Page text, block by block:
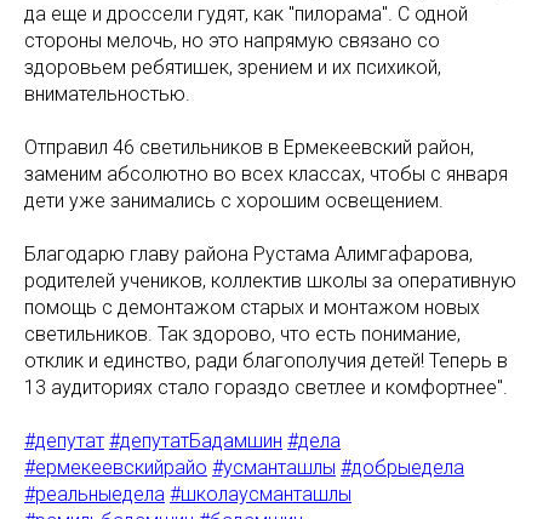
да еще и дроссели гудят, как "пилорама". С одной
стороны мелочь, но это напрямую связано со
здоровьем ребятишек, зрением и их психикой,
внимательностью.
Отправил 46 светильников в Ермекеевский район,
заменим абсолютно во всех классах, чтобы с января
дети уже занимались с хорошим освещением.
Благодарю главу района Рустама Алимгафарова,
родителей учеников, коллектив школы за оперативную
помощь с демонтажом старых и монтажом новых
светильников. Так здорово, что есть понимание,
отклик и единство, ради благополучия детей! Теперь в
13 аудиториях стало гораздо светлее и комфортнее".
#депутат #депутатБадамшин #дела
#ермекеевскийрайо #усманташлы #добрыедела
#реальныедела #школаусманташлы